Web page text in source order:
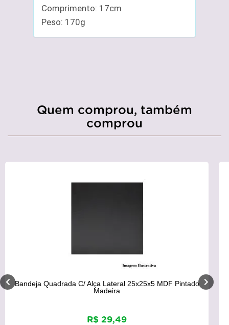
Comprimento: 17cm
Peso: 170g
Quem comprou, também
comprou
Bandeja Quadrada C/ Alça Lateral 25x25x5 MDF Pintado
Madeira
R$ 29,49